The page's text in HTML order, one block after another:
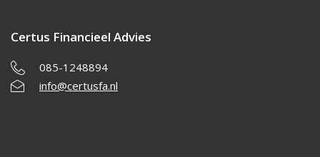
Certus Financieel Advies
085-1248894
info@certusfa.nl